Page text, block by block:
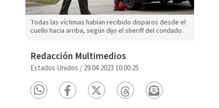
Todas las víctimas habían recibido disparos desde el
cuello hacia arriba, según dijo el sheriff del condado.
Redacción Multimedios
Estados Unidos /29.04.2023 10:00:25